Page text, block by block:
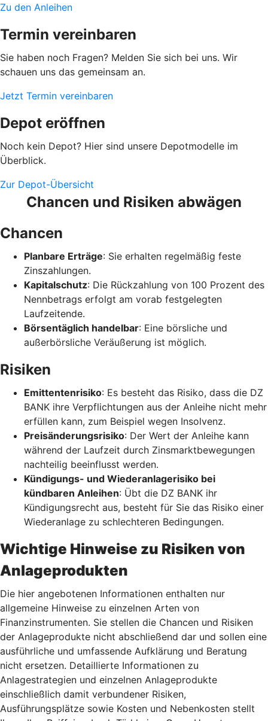
Zu den Anleihen
Termin vereinbaren
Sie haben noch Fragen? Melden Sie sich bei uns. Wir
schauen uns das gemeinsam an.
Jetzt Termin vereinbaren
Depot eröffnen
Noch kein Depot? Hier sind unsere Depotmodelle im
Überblick.
Zur Depot-Übersicht
Chancen und Risiken abwägen
Chancen
Planbare Erträge: Sie erhalten regelmäßig feste
Zinszahlungen.
Kapitalschutz: Die Rückzahlung von 100 Prozent des
Nennbetrags erfolgt am vorab festgelegten
Laufzeitende.
Börsentäglich handelbar: Eine börsliche und
außerbörsliche Veräußerung ist möglich.
Risiken
Emittentenrisiko: Es besteht das Risiko, dass die DZ
BANK ihre Verpflichtungen aus der Anleihe nicht mehr
erfüllen kann, zum Beispiel wegen Insolvenz.
Preisänderungsrisiko: Der Wert der Anleihe kann
während der Laufzeit durch Zinsmarktbewegungen
nachteilig beeinflusst werden.
Kündigungs- und Wiederanlagerisiko bei
kündbaren Anleihen: Übt die DZ BANK ihr
Kündigungsrecht aus, besteht für Sie das Risiko einer
Wiederanlage zu schlechteren Bedingungen.
Wichtige Hinweise zu Risiken von
Anlageprodukten
Die hier angebotenen Informationen enthalten nur
allgemeine Hinweise zu einzelnen Arten von
Finanzinstrumenten. Sie stellen die Chancen und Risiken
der Anlageprodukte nicht abschließend dar und sollen eine
ausführliche und umfassende Aufklärung und Beratung
nicht ersetzen. Detaillierte Informationen zu
Anlagestrategien und einzelnen Anlageprodukte
einschließlich damit verbundener Risiken,
Ausführungsplätze sowie Kosten und Nebenkosten stellt